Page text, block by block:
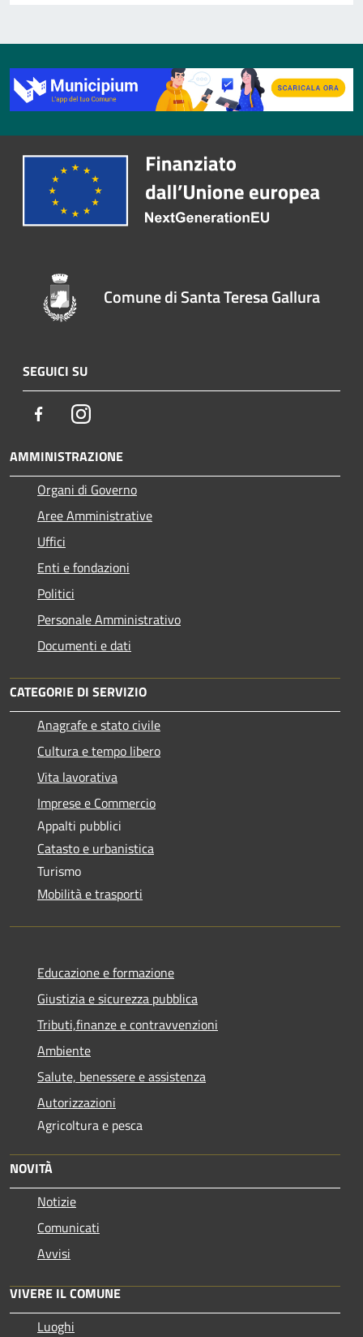
Comune di Santa Teresa Gallura
SEGUICI SU
FacebookInstagram
AMMINISTRAZIONE
Organi di Governo
Aree Amministrative
Uffici
Enti e fondazioni
Politici
Personale Amministrativo
Documenti e dati
CATEGORIE DI SERVIZIO
Anagrafe e stato civile
Cultura e tempo libero
Vita lavorativa
Imprese e Commercio
Appalti pubblici
Catasto e urbanistica
Turismo
Mobilità e trasporti
Educazione e formazione
Giustizia e sicurezza pubblica
Tributi,finanze e contravvenzioni
Ambiente
Salute, benessere e assistenza
Autorizzazioni
Agricoltura e pesca
NOVITÀ
Notizie
Comunicati
Avvisi
VIVERE IL COMUNE
Luoghi